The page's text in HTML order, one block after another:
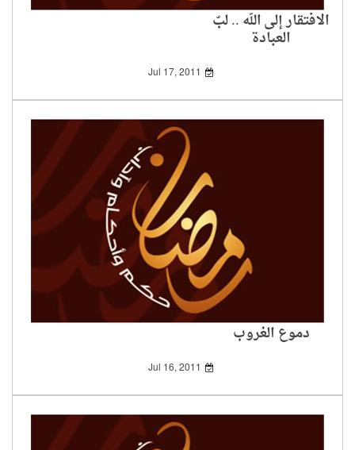
الافتقار إلى الله .. لبّ
العبادة
Jul 17, 2011
دموع الغروب
Jul 16, 2011